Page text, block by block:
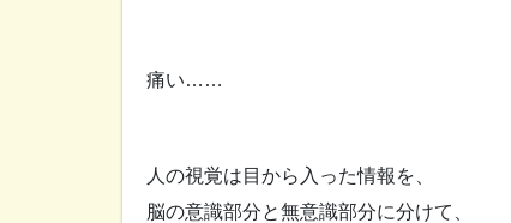
痛い……
人の視覚は目から入った情報を、
脳の意識部分と無意識部分に分けて、